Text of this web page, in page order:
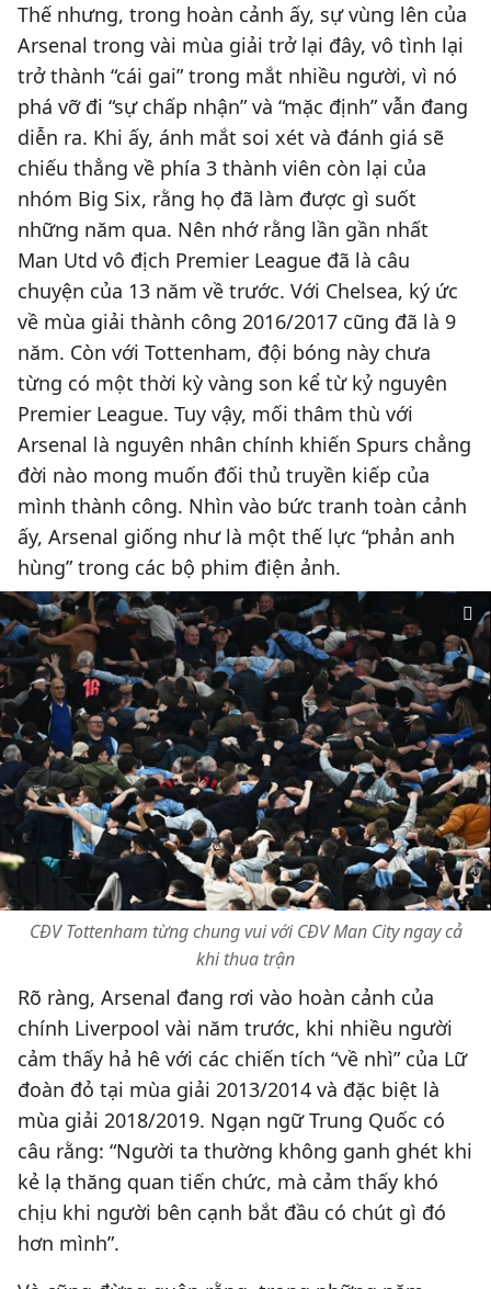
Thế nhưng, trong hoàn cảnh ấy, sự vùng lên của
Arsenal trong vài mùa giải trở lại đây, vô tình lại
trở thành “cái gai” trong mắt nhiều người, vì nó
phá vỡ đi “sự chấp nhận” và “mặc định” vẫn đang
diễn ra. Khi ấy, ánh mắt soi xét và đánh giá sẽ
chiếu thẳng về phía 3 thành viên còn lại của
nhóm Big Six, rằng họ đã làm được gì suốt
những năm qua. Nên nhớ rằng lần gần nhất
Man Utd vô địch Premier League đã là câu
chuyện của 13 năm về trước. Với Chelsea, ký ức
về mùa giải thành công 2016/2017 cũng đã là 9
năm. Còn với Tottenham, đội bóng này chưa
từng có một thời kỳ vàng son kể từ kỷ nguyên
Premier League. Tuy vậy, mối thâm thù với
Arsenal là nguyên nhân chính khiến Spurs chẳng
đời nào mong muốn đối thủ truyền kiếp của
mình thành công. Nhìn vào bức tranh toàn cảnh
ấy, Arsenal giống như là một thế lực “phản anh
hùng” trong các bộ phim điện ảnh.
CĐV Tottenham từng chung vui với CĐV Man City ngay cả
khi thua trận
Rõ ràng, Arsenal đang rơi vào hoàn cảnh của
chính Liverpool vài năm trước, khi nhiều người
cảm thấy hả hê với các chiến tích “về nhì” của Lữ
đoàn đỏ tại mùa giải 2013/2014 và đặc biệt là
mùa giải 2018/2019. Ngạn ngữ Trung Quốc có
câu rằng: “Người ta thường không ganh ghét khi
kẻ lạ thăng quan tiến chức, mà cảm thấy khó
chịu khi người bên cạnh bắt đầu có chút gì đó
hơn mình”.